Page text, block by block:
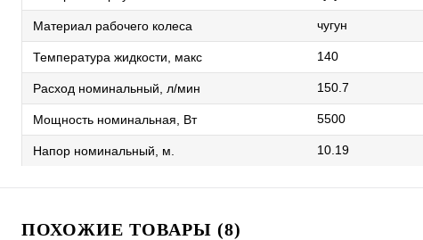
Материал рабочего колеса чугун
Температура жидкости, макс 140
Расход номинальный, л/мин 150.7
Мощность номинальная, Вт 5500
Напор номинальный, м. 10.19
ПОХОЖИЕ ТОВАРЫ (8)